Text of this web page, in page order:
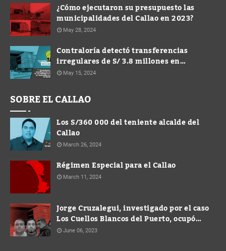
¿Cómo ejecutaron su presupuesto las
municipalidades del Callao en 2023?
May 28, 2024
Contraloría detectó transferencias
irregulares de S/ 3.8 millones en
Municipalidad de Ventanilla durante
May 15, 2024
SOBRE EL CALLAO
Los S/360 000 del teniente alcalde del
Callao
March 26, 2024
Régimen Especial para el Callao
March 11, 2024
Jorge Cruzalegui, investigado por el caso
Los Cuellos Blancos del Puerto, ocupó
cargo de Gerente en la Municipalidad de
June 06, 2023